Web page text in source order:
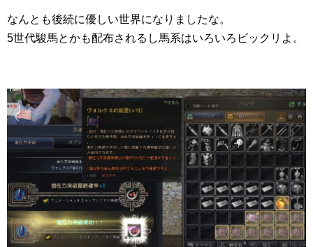
なんとも後続に優しい世界になりましたな。
5世代駿馬とかも配布されるし馬系はいろいろビックリよ。